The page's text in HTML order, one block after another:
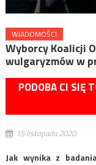
WIADOMOŚCI
Wyborcy Koalicji
wulgaryzmów w
PODOBA CI SIĘ
15 listopada 2020
Jak wynika z